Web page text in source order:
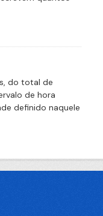
do total de
de hora
definido naquele